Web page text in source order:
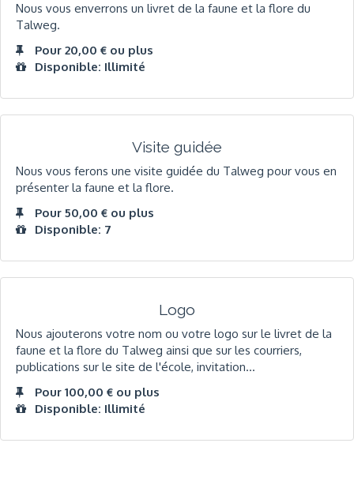
Nous vous enverrons un livret de la faune et la flore du
Talweg.
Pour 20,00 € ou plus
Disponible: Illimité
Visite guidée
Nous vous ferons une visite guidée du Talweg pour vous en
présenter la faune et la flore.
Pour 50,00 € ou plus
Disponible: 7
Logo
Nous ajouterons votre nom ou votre logo sur le livret de la
faune et la flore du Talweg ainsi que sur les courriers,
publications sur le site de l'école, invitation...
Pour 100,00 € ou plus
Disponible: Illimité